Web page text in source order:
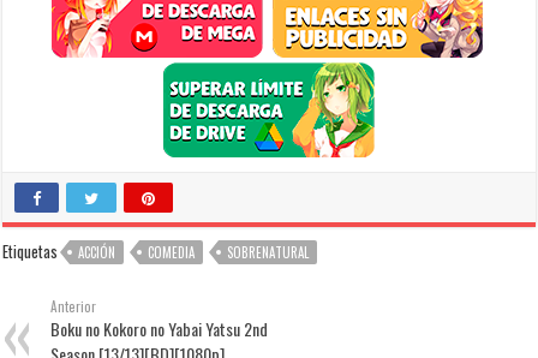
Etiquetas ACCIÓN COMEDIA SOBRENATURAL
Anterior
Boku no Kokoro no Yabai Yatsu 2nd